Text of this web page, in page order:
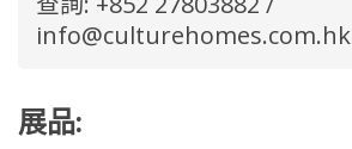
info@culturehomes.com.hk
展品: